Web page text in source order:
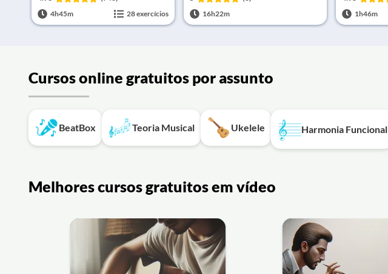
4h45m
28 exercícios
16h22m
1h46m
Cursos online gratuitos por assunto
BeatBox Teoria Musical Ukelele Harmonia Funcional
Melhores cursos gratuitos em vídeo